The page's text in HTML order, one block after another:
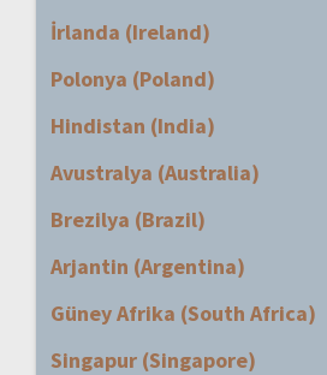
İrlanda (Ireland)
Polonya (Poland)
Hindistan (India)
Avustralya (Australia)
Brezilya (Brazil)
Arjantin (Argentina)
Güney Afrika (South Africa)
Singapur (Singapore)